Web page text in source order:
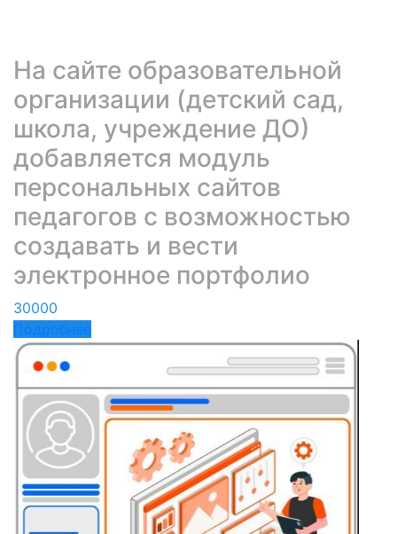
На сайте образовательной
организации (детский сад,
школа, учреждение ДО)
добавляется модуль
персональных сайтов
педагогов с возможностью
создавать и вести
электронное портфолио
30000
Подробнее